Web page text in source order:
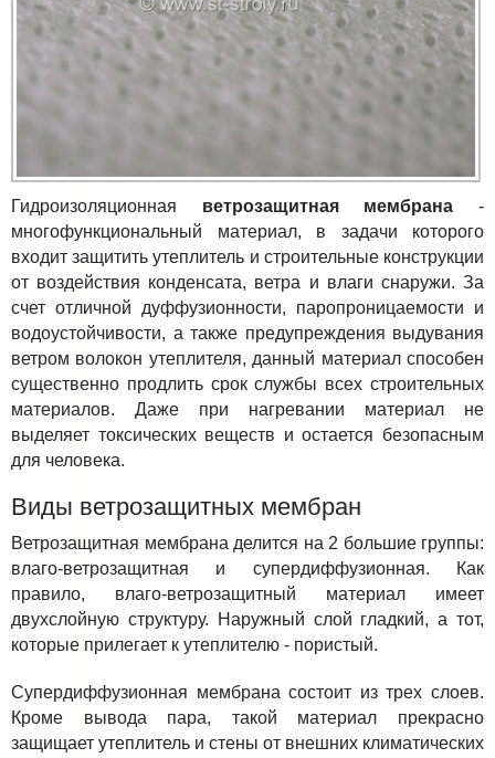
Гидроизоляционная ветрозащитная мембрана -
многофункциональный материал, в задачи которого
входит защитить утеплитель и строительные конструкции
от воздействия конденсата, ветра и влаги снаружи. За
счет отличной дуффузионности, паропроницаемости и
водоустойчивости, а также предупреждения выдувания
ветром волокон утеплителя, данный материал способен
существенно продлить срок службы всех строительных
материалов. Даже при нагревании материал не
выделяет токсических веществ и остается безопасным
для человека.
Виды ветрозащитных мембран
Ветрозащитная мембрана делится на 2 большие группы:
влаго-ветрозащитная и супердиффузионная. Как
правило, влаго-ветрозащитный материал имеет
двухслойную структуру. Наружный слой гладкий, а тот,
которые прилегает к утеплителю - пористый.
Супердиффузионная мембрана состоит из трех слоев.
Кроме вывода пара, такой материал прекрасно
защищает утеплитель и стены от внешних климатических